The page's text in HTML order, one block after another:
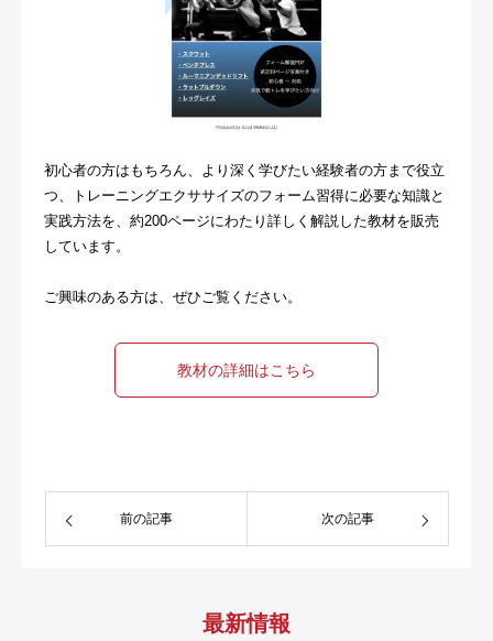
初心者の方はもちろん、より深く学びたい経験者の方まで役立
つ、トレーニングエクササイズのフォーム習得に必要な知識と
実践方法を、約200ページにわたり詳しく解説した教材を販売
しています。
ご興味のある方は、ぜひご覧ください。
教材の詳細はこちら
前の記事 次の記事
最新情報